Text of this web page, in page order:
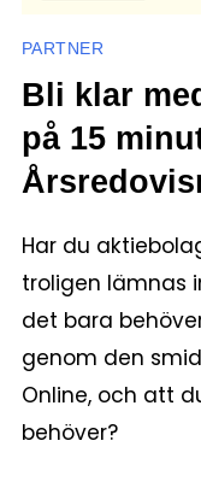
PARTNER
Bli klar
på 15
Har du
troligen lämnas
det bara
genom den
Online, och att
behöver?